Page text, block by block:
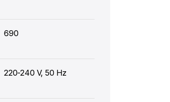
690
220-240 V, 50 Hz